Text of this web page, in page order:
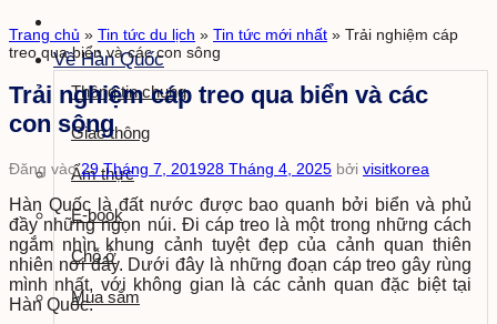
Về Hàn Quốc
Thông tin chung
Giao thông
Ẩm thực
E-book
Chỗ ở
Mua sắm
Trang chủ » Tin tức du lịch » Tin tức mới nhất » Trải nghiệm cáp
treo qua biển và các con sông
Trải nghiệm cáp treo qua biển và các
con sông
Đăng vào29 Tháng 7, 201928 Tháng 4, 2025 bởi visitkorea
Hàn Quốc là đất nước được bao quanh bởi biển và phủ
đầy những ngọn núi. Đi cáp treo là một trong những cách
ngắm nhìn khung cảnh tuyệt đẹp của cảnh quan thiên
nhiên nơi đây. Dưới đây là những đoạn cáp treo gây rùng
mình nhất, với không gian là các cảnh quan đặc biệt tại
Hàn Quốc.